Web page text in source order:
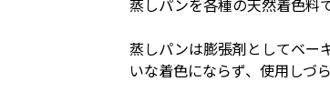
蒸しパンを各種の天然着色料
蒸しパンは膨張剤としてベー
いな着色にならず、使用しづ